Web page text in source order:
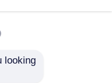
looking